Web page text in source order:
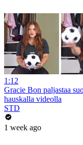
1:12
Gracie Bon paljastaa
hauskalla videolla
STD
1 week ago